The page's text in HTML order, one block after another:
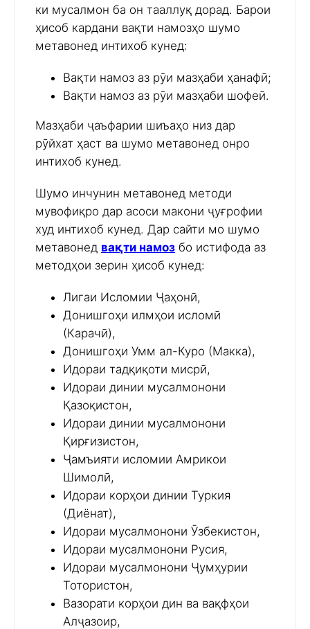
ки мусалмон ба он тааллуқ дорад. Барои
ҳисоб кардани вақти намозҳо шумо
метавонед интихоб кунед:
Вақти намоз аз рӯи мазҳаби ҳанафӣ;
Вақти намоз аз рӯи мазҳаби шофеӣ.
Мазҳаби ҷаъфарии шиъаҳо низ дар
рӯйхат ҳаст ва шумо метавонед онро
интихоб кунед.
Шумо инчунин метавонед методи
мувофиқро дар асоси макони ҷуғрофии
худ интихоб кунед. Дар сайти мо шумо
метавонед вақти намоз бо истифода аз
методҳои зерин ҳисоб кунед:
Лигаи Исломии Ҷаҳонӣ,
Донишгоҳи илмҳои исломӣ
(Карачӣ),
Донишгоҳи Умм ал-Куро (Макка),
Идораи тадқиқоти мисрӣ,
Идораи динии мусалмонони
Қазоқистон,
Идораи динии мусалмонони
Қирғизистон,
Ҷамъияти исломии Амрикои
Шимолӣ,
Идораи корҳои динии Туркия
(Диёнат),
Идораи мусалмонони Ӯзбекистон,
Идораи мусалмонони Русия,
Идораи мусалмонони Ҷумҳурии
Тотористон,
Вазорати корҳои дин ва вақфҳои
Алҷазоир,